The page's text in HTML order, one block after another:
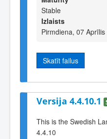
Stable
Izlaists
Pirmdiena, 07
Skatīt failus
Versija 4.4.10.1
This is the Swedish
4.4.10